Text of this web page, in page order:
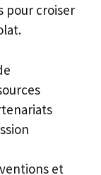
pour croiser
et